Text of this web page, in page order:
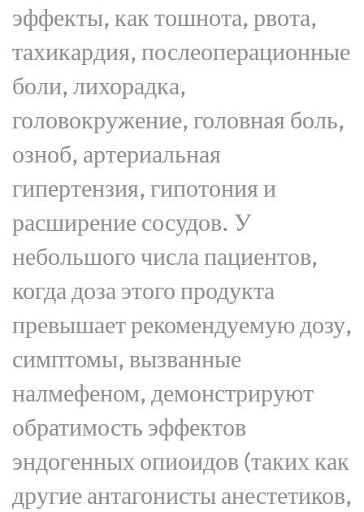
эффекты, как тошнота, рвота,
тахикардия, послеоперационные
боли, лихорадка,
головокружение, головная боль,
озноб, артериальная
гипертензия, гипотония и
расширение сосудов. У
небольшого числа пациентов,
когда доза этого продукта
превышает рекомендуемую дозу,
симптомы, вызванные
налмефеном, демонстрируют
обратимость эффектов
эндогенных опиоидов (таких как
другие антагонисты анестетиков,